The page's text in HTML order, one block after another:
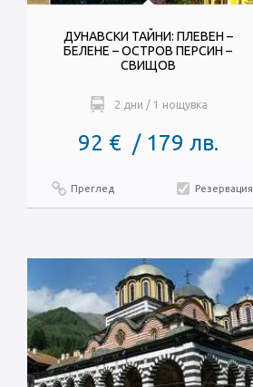
ДУНАВСКИ ТАЙНИ: ПЛЕВЕН –
БЕЛЕНЕ – ОСТРОВ ПЕРСИН –
СВИЩОВ
2 дни / 1 нощувка
92 € / 179 лв.
Преглед Резервация